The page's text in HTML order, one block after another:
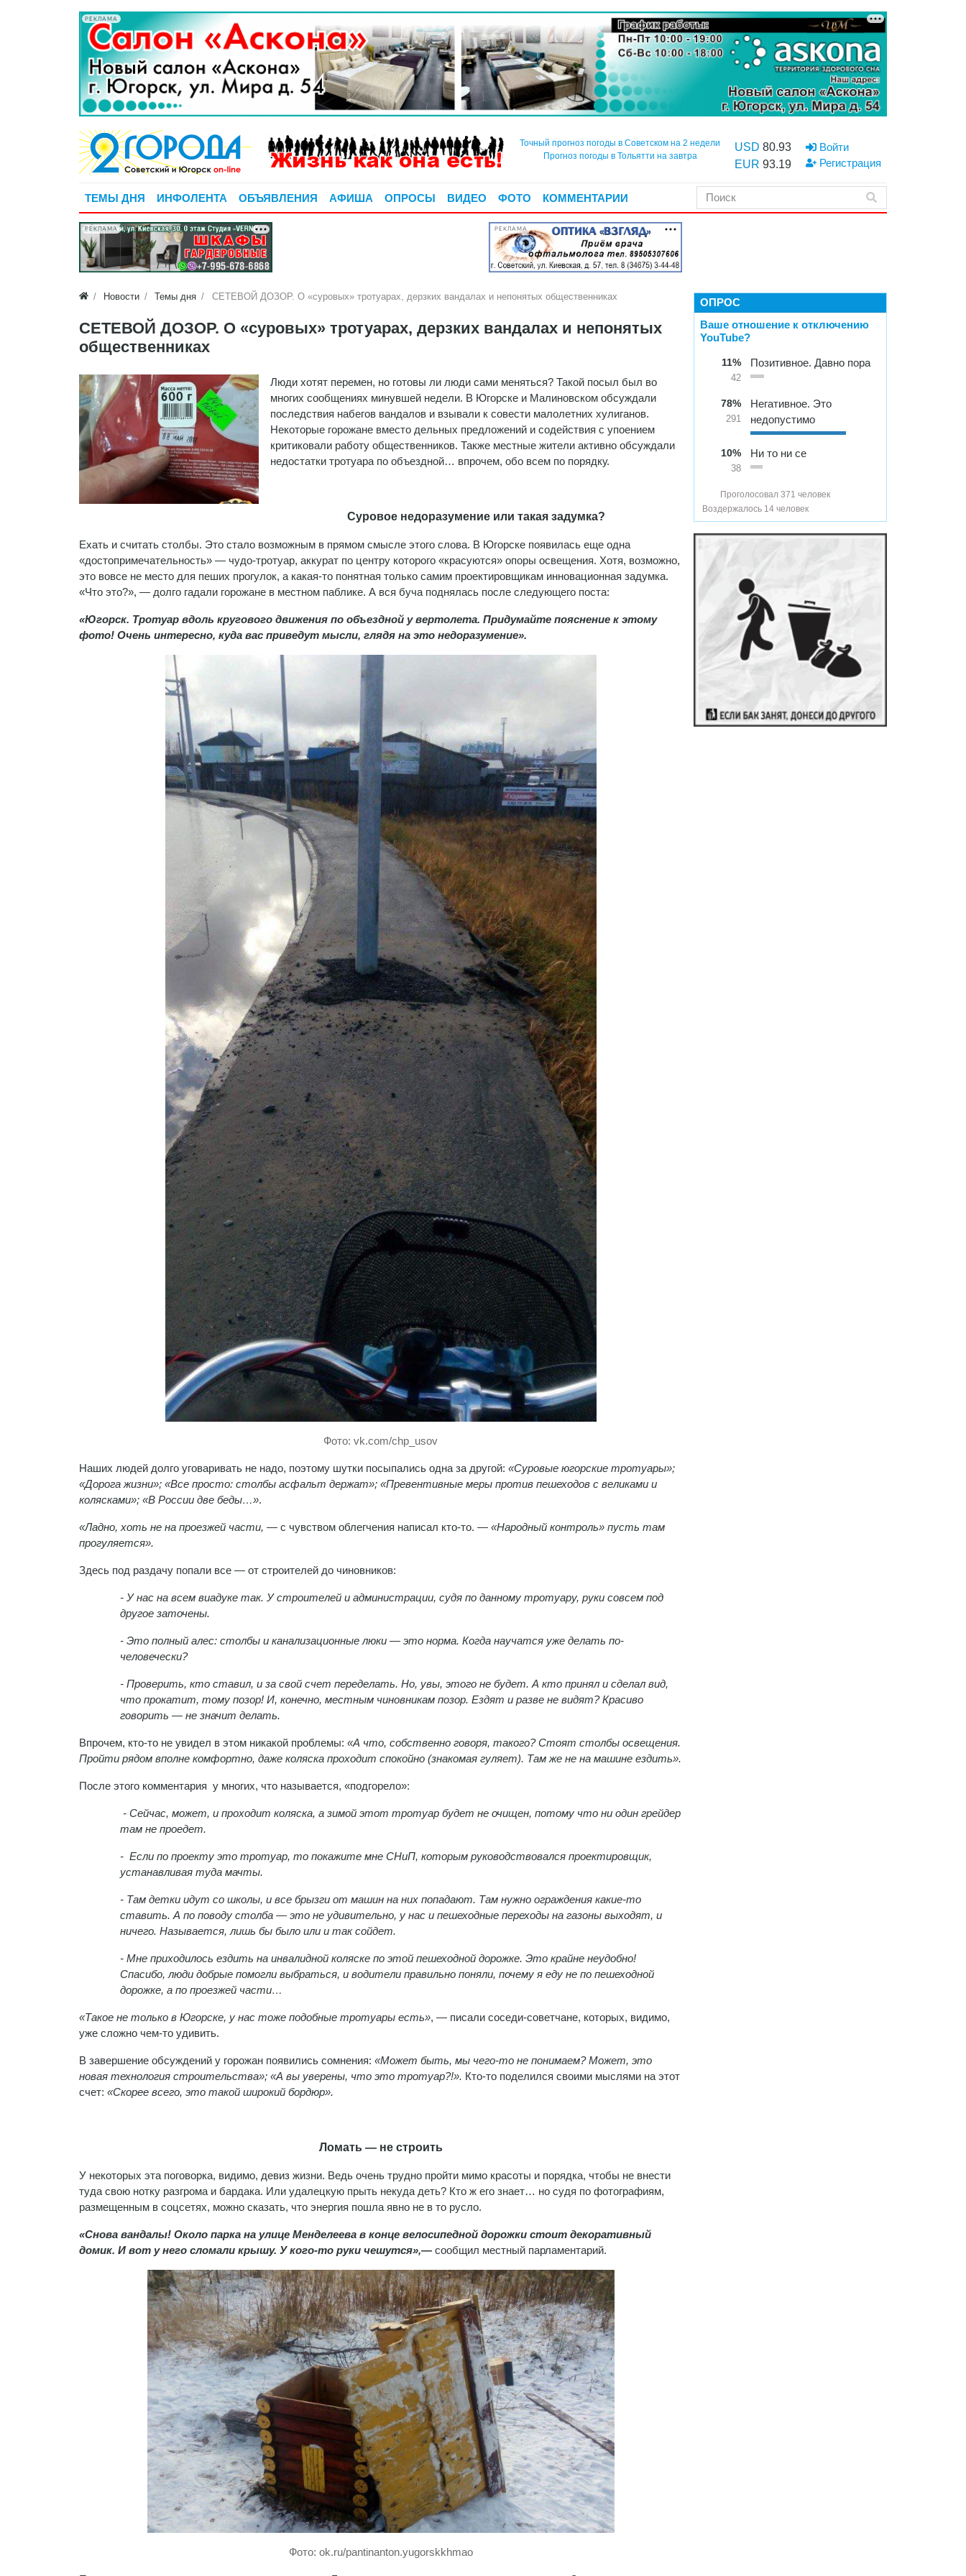
РЕКЛАМА
Точный прогноз погоды в Советском на 2 недели
Прогноз погоды в Тольятти на завтра
USD 80.93
EUR 93.19
Войти
Регистрация
ТЕМЫ ДНЯ ИНФОЛЕНТА ОБЪЯВЛЕНИЯ АФИША ОПРОСЫ ВИДЕО ФОТО КОММЕНТАРИИ
РЕКЛАМА РЕКЛАМА
Новости Темы дня СЕТЕВОЙ ДОЗОР. О «суровых» тротуарах, дерзких вандалах и непонятых общественниках
СЕТЕВОЙ ДОЗОР. О «суровых» тротуарах, дерзких вандалах и непонятых
общественниках
Люди хотят перемен, но готовы ли люди сами меняться? Такой посыл был во
многих сообщениях минувшей недели. В Югорске и Малиновском обсуждали
последствия набегов вандалов и взывали к совести малолетних хулиганов.
Некоторые горожане вместо дельных предложений и содействия с упоением
критиковали работу общественников. Также местные жители активно обсуждали
недостатки тротуара по объездной… впрочем, обо всем по порядку.
Суровое недоразумение или такая задумка?
Ехать и считать столбы. Это стало возможным в прямом смысле этого слова. В Югорске появилась еще одна
«достопримечательность» — чудо-тротуар, аккурат по центру которого «красуются» опоры освещения. Хотя, возможно,
это вовсе не место для пеших прогулок, а какая-то понятная только самим проектировщикам инновационная задумка.
«Что это?», — долго гадали горожане в местном паблике. А вся буча поднялась после следующего поста:
«Югорск. Тротуар вдоль кругового движения по объездной у вертолета. Придумайте пояснение к этому
фото! Очень интересно, куда вас приведут мысли, глядя на это недоразумение».
Фото: vk.com/chp_usov
Наших людей долго уговаривать не надо, поэтому шутки посыпались одна за другой: «Суровые югорские тротуары»;
«Дорога жизни»; «Все просто: столбы асфальт держат»; «Превентивные меры против пешеходов с великами и
колясками»; «В России две беды…».
«Ладно, хоть не на проезжей части, — с чувством облегчения написал кто-то. — «Народный контроль» пусть там
прогуляется».
Здесь под раздачу попали все — от строителей до чиновников:
- У нас на всем виадуке так. У строителей и администрации, судя по данному тротуару, руки совсем под
другое заточены.
- Это полный алес: столбы и канализационные люки — это норма. Когда научатся уже делать по-
человечески?
- Проверить, кто ставил, и за свой счет переделать. Но, увы, этого не будет. А кто принял и сделал вид,
что прокатит, тому позор! И, конечно, местным чиновникам позор. Ездят и разве не видят? Красиво
говорить — не значит делать.
Впрочем, кто-то не увидел в этом никакой проблемы: «А что, собственно говоря, такого? Стоят столбы освещения.
Пройти рядом вполне комфортно, даже коляска проходит спокойно (знакомая гуляет). Там же не на машине ездить».
После этого комментария у многих, что называется, «подгорело»:
- Сейчас, может, и проходит коляска, а зимой этот тротуар будет не очищен, потому что ни один грейдер
там не проедет.
- Если по проекту это тротуар, то покажите мне СНиП, которым руководствовался проектировщик,
устанавливая туда мачты.
- Там детки идут со школы, и все брызги от машин на них попадают. Там нужно ограждения какие-то
ставить. А по поводу столба — это не удивительно, у нас и пешеходные переходы на газоны выходят, и
ничего. Называется, лишь бы было или и так сойдет.
- Мне приходилось ездить на инвалидной коляске по этой пешеходной дорожке. Это крайне неудобно!
Спасибо, люди добрые помогли выбраться, и водители правильно поняли, почему я еду не по пешеходной
дорожке, а по проезжей части…
«Такое не только в Югорске, у нас тоже подобные тротуары есть», — писали соседи-советчане, которых, видимо,
уже сложно чем-то удивить.
В завершение обсуждений у горожан появились сомнения: «Может быть, мы чего-то не понимаем? Может, это
новая технология строительства»; «А вы уверены, что это тротуар?!». Кто-то поделился своими мыслями на этот
счет: «Скорее всего, это такой широкий бордюр».
Ломать — не строить
У некоторых эта поговорка, видимо, девиз жизни. Ведь очень трудно пройти мимо красоты и порядка, чтобы не внести
туда свою нотку разгрома и бардака. Или удалецкую прыть некуда деть? Кто ж его знает… но судя по фотографиям,
размещенным в соцсетях, можно сказать, что энергия пошла явно не в то русло.
«Снова вандалы! Около парка на улице Менделеева в конце велосипедной дорожки стоит декоративный
домик. И вот у него сломали крышу. У кого-то руки чешутся»,— сообщил местный парламентарий.
Фото: ok.ru/pantinanton.yugorskkhmao
ОПРОС
Ваше отношение к отключению
YouTube?
11%
42
Позитивное. Давно пора
78%
291
Негативное. Это
недопустимо
10%
38
Ни то ни се
Проголосовал 371 человек
Воздержалось 14 человек